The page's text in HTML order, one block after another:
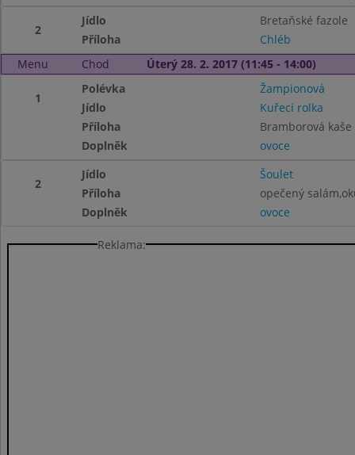
2
Jídlo
Bretaňské fazole
Příloha
Chléb
Menu
Chod Úterý 28. 2. 2017 (11:45 - 14:00)
1
Polévka
Žampionová
Jídlo
Kuřecí rolka
Příloha
Bramborová
Doplněk
ovoce
2
Jídlo
Šoulet
Příloha
opečený
Doplněk
ovoce
Reklama: